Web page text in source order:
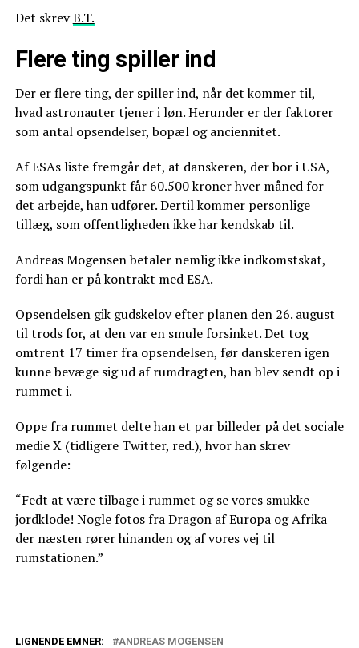
Det skrevB.T.
Flere ting spiller ind
Der er flere ting, der spiller ind, når det kommer til,
hvad astronauter tjener i løn. Herunder er der faktorer
som antal opsendelser, bopæl og anciennitet.
Af ESAs liste fremgår det, at danskeren, der bor i USA,
som udgangspunkt får 60.500 kroner hver måned for
det arbejde, han udfører. Dertil kommer personlige
tillæg, som offentligheden ikke har kendskab til.
Andreas Mogensen betaler nemlig ikke indkomstskat,
fordi han er på kontrakt med ESA.
Opsendelsen gik gudskelov efter planen den 26. august
til trods for, at den var en smule forsinket. Det tog
omtrent 17 timer fra opsendelsen, før danskeren igen
kunne bevæge sig ud af rumdragten, han blev sendt op i
rummet i.
Oppe fra rummet delte han et par billeder på det sociale
medie X (tidligere Twitter, red.), hvor han skrev
følgende:
“Fedt at være tilbage i rummet og se vores smukke
jordklode! Nogle fotos fra Dragon af Europa og Afrika
der næsten rører hinanden og af vores vej til
rumstationen.”
LIGNENDE EMNER: ANDREAS MOGENSEN